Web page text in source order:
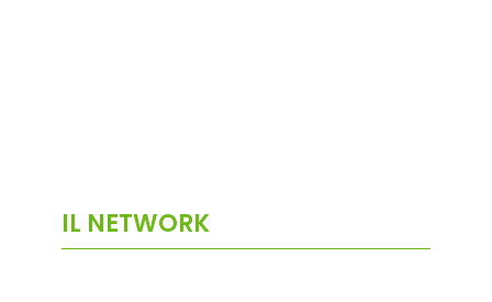
IL NETWORK